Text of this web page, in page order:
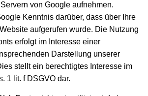
von Google aufnehmen.
Kenntnis darüber, dass über Ihre
aufgerufen wurde. Die Nutzung
erfolgt im Interesse einer
Darstellung unserer
stellt ein berechtigtes Interesse im
1 lit. f DSGVO dar.